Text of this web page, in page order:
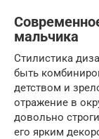
мальчика
Стилистика
быть
детством и
отражение в
довольно
его ярким